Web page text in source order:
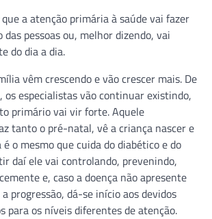
a atenção primária à saúde vai fazer
pessoas ou, melhor dizendo, vai
do dia a dia.
vêm crescendo e vão crescer mais. De
os especialistas vão continuar existindo,
primário vai vir forte. Aquele
tanto o pré-natal, vê a criança nascer e
o mesmo que cuida do diabético e do
daí ele vai controlando, prevenindo,
e, caso a doença não apresente
progressão, dá-se início aos devidos
para os níveis diferentes de atenção.